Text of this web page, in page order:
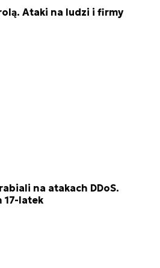
Ataki na ludzi i firmy
na atakach DDoS.
17-latek